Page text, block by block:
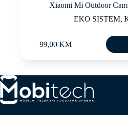
Xiaomi Mi Outdoor
EKO SISTEM,
99,00 KM